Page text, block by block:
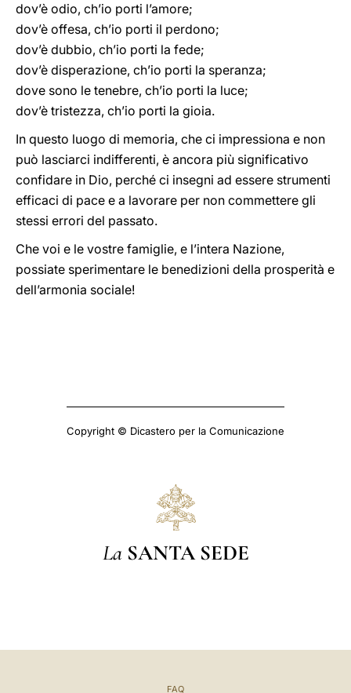
dov’è odio, ch’io porti l’amore;
dov’è offesa, ch’io porti il perdono;
dov’è dubbio, ch’io porti la fede;
dov’è disperazione, ch’io porti la speranza;
dove sono le tenebre, ch’io porti la luce;
dov’è tristezza, ch’io porti la gioia.
In questo luogo di memoria, che ci impressiona e non
può lasciarci indifferenti, è ancora più significativo
confidare in Dio, perché ci insegni ad essere strumenti
efficaci di pace e a lavorare per non commettere gli
stessi errori del passato.
Che voi e le vostre famiglie, e l’intera Nazione,
possiate sperimentare le benedizioni della prosperità e
dell’armonia sociale!
Copyright © Dicastero per la Comunicazione
La SANTA SEDE
FAQ